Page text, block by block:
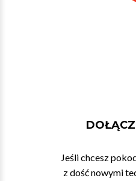
Jeśli chcesz
z dość nowymi